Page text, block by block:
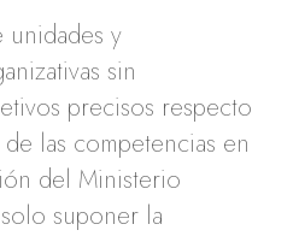
y
sin
precisos respecto
las competencias en
del Ministerio
suponer la